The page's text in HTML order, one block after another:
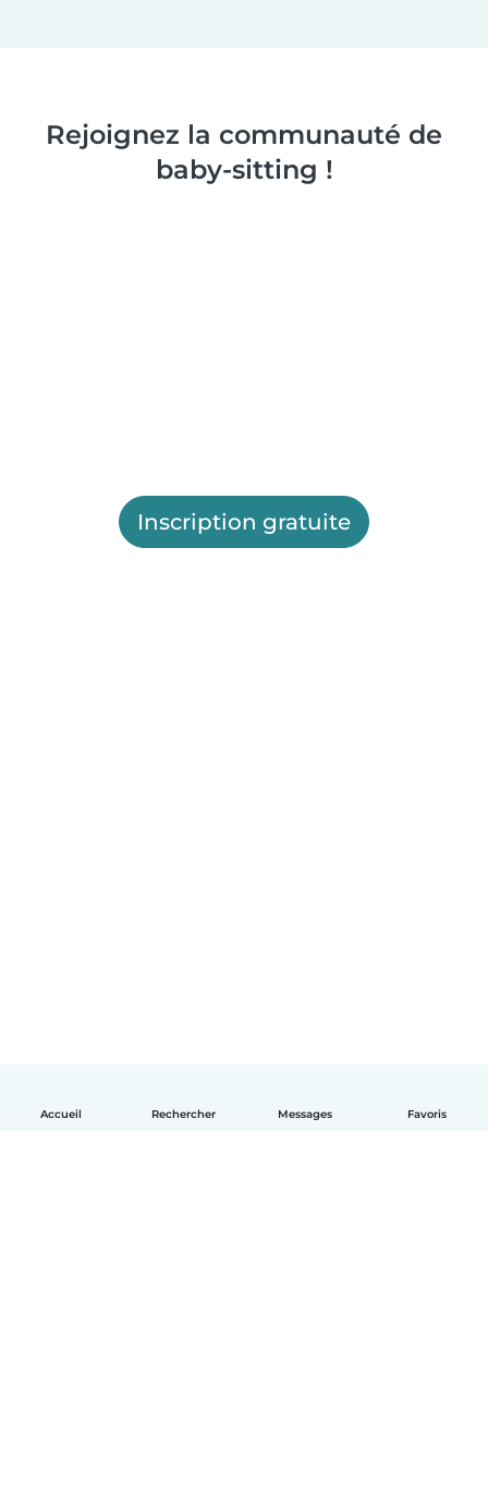
Accueil Rechercher Messages Favoris
Rejoignez la communauté de
baby-sitting !
Inscription gratuite